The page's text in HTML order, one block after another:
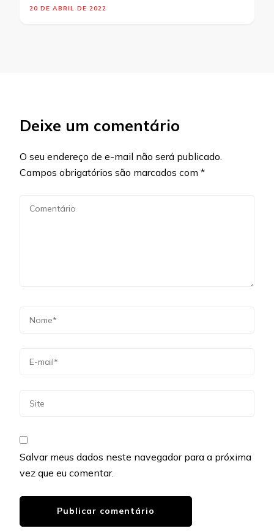
20 DE ABRIL DE 2022
Deixe um comentário
O seu endereço de e-mail não será publicado.
Campos obrigatórios são marcados com *
Salvar meus dados neste navegador para a próxima
vez que eu comentar.